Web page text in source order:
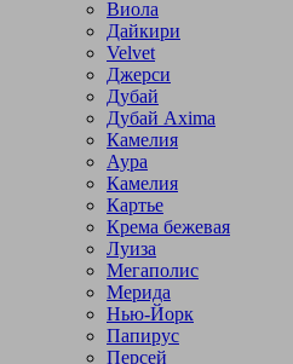
Виола
Дайкири
Velvet
Джерси
Дубай
Дубай Axima
Камелия
Аура
Камелия
Картье
Крема бежевая
Луиза
Мегаполис
Мерида
Нью-Йорк
Папирус
Персей